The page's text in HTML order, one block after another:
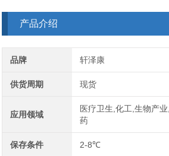
产品介绍
品牌 轩泽康
供货周期 现货
应用领域
医疗卫生,化工,生物产
药
保存条件 2-8℃